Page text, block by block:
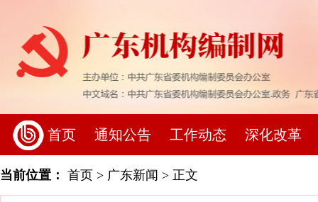
首页 通知公告 工作动态 深化改革
当前位置： 首页 > 广东新闻 > 正文